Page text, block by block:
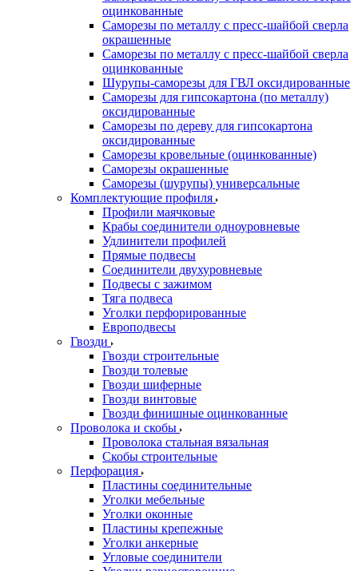
оцинкованные
Саморезы по металлу с пресс-шайбой сверла
окрашенные
Саморезы по металлу с пресс-шайбой сверла
оцинкованные
Шурупы-саморезы для ГВЛ оксидированные
Саморезы для гипсокартона (по металлу)
оксидированные
Саморезы по дереву для гипсокартона
оксидированные
Саморезы кровельные (оцинкованные)
Саморезы окрашенные
Саморезы (шурупы) универсальные
Комплектующие профиля
Профили маячковые
Крабы соединители одноуровневые
Удлинители профилей
Прямые подвесы
Соединители двухуровневые
Подвесы с зажимом
Тяга подвеса
Уголки перфорированные
Европодвесы
Гвозди
Гвозди строительные
Гвозди толевые
Гвозди шиферные
Гвозди винтовые
Гвозди финишные оцинкованные
Проволока и скобы
Проволока стальная вязальная
Скобы строительные
Перфорация
Пластины соединительные
Уголки мебельные
Уголки оконные
Пластины крепежные
Уголки анкерные
Угловые соединители